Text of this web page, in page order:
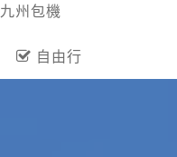
九州包機
自由行